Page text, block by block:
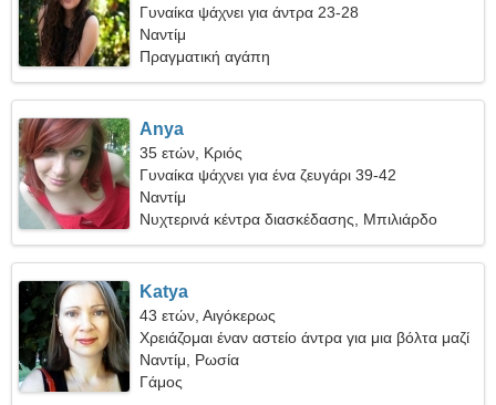
Γυναίκα ψάχνει για άντρα 23-28
Ναντίμ
Πραγματική αγάπη
Anya
35 ετών, Κριός
Γυναίκα ψάχνει για ένα ζευγάρι 39-42
Ναντίμ
Νυχτερινά κέντρα διασκέδασης, Μπιλιάρδο
Katya
43 ετών, Αιγόκερως
Χρειάζομαι έναν αστείο άντρα για μια βόλτα μαζί
Ναντίμ, Ρωσία
Γάμος